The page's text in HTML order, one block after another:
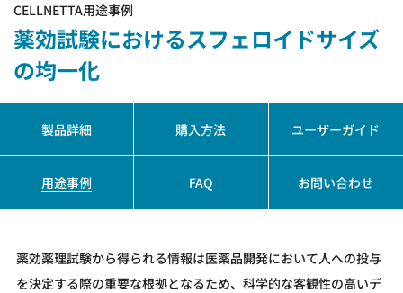
薬効試験におけるスフェロイドサイズ
の均一化
CELLNETTA用途事例
製品詳細 購入方法 ユーザーガイド
用途事例 FAQ お問い合わせ
薬効薬理試験から得られる情報は医薬品開発において人への投与
を決定する際の重要な根拠となるため、科学的な客観性の高いデ